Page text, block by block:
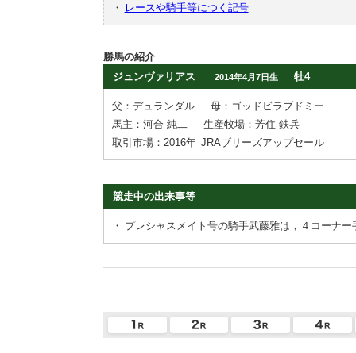
・
レースや騎手等につく記号
勝馬の紹介
ジュンヴァリアス
2014年4月7日生 牡4
父：デュランダル
母：ゴッドビラブドミー
馬主：河合 純二
生産牧場：芳住 鉄兵
取引市場：2016年 JRAブリーズアップセール
競走中の出来事等
・ プレシャスメイト号の騎手武藤雅は，４コーナ